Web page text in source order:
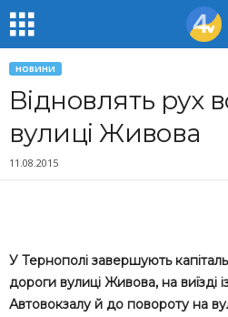
НОВИНИ
Відновлять рух
вулиці Живова
11.08.2015
У Тернополі завершують
дороги вулиці Живова, на виїзді
Автовокзалу й до повороту на